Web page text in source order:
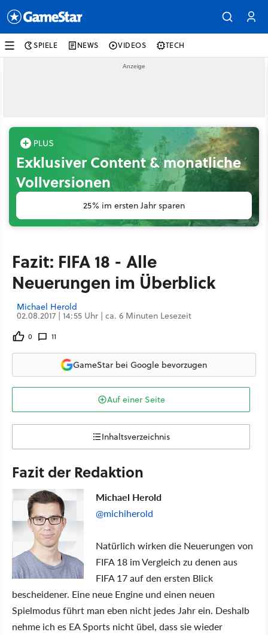
SPIELE NEWS VIDEOS TECH
Exklusiver Content & monatliche
Vollversionen
25% im ersten Jahr sparen
Fazit: FIFA 18 - Alle
Neuerungen im Überblick
Michael Herold
02.08.2017 | 14:55 Uhr | ca. 6 Minuten Lesezeit
0 11
GameStar bei Google bevorzugen
Auf einer Seite
Inhaltsverzeichnis
Fazit der Redaktion
Michael Herold
@michiherold
Natürlich wirken die Neuerungen von
FIFA 18 im Vergleich zu denen aus
FIFA 17 auf den ersten Blick
bescheidener. Eine neue Engine und einen neuen
Spielmodus führt man eben nicht jedes Jahr ein. Deshalb
nehme ich es EA Sports nicht übel, dass sie wieder